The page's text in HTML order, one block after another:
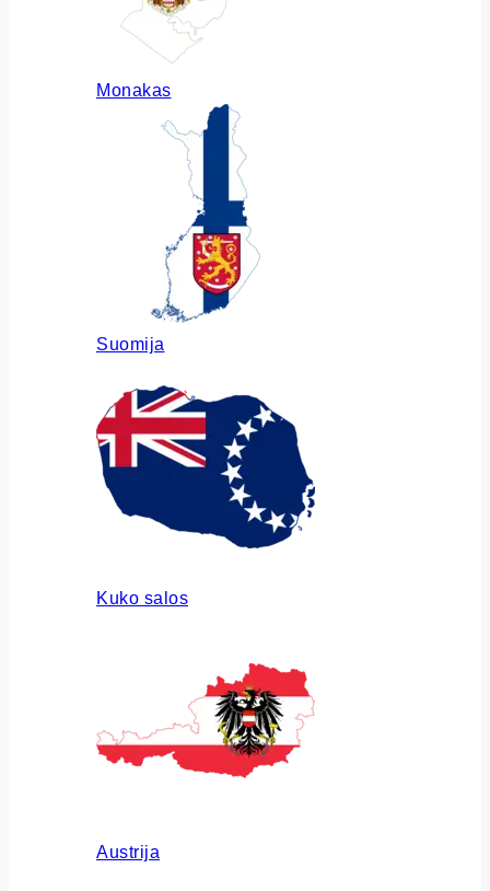
Monakas
Suomija
Kuko salos
Austrija